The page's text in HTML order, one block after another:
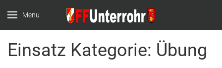
Menu
FF Unterrohr
Website der FF
Unterrohr
Einsatz Kategorie: Übung